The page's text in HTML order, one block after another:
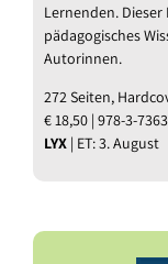
Lernenden.
pädagogisches
Autorinnen.
272 Seiten,
€ 18,50 | 978-3-
LYX | ET: 3. August